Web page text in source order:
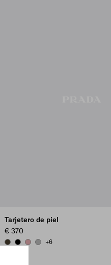
Tarjetero de piel
€ 370
FOREST
BLACKROSY BLUSH
DARK GREY
+6